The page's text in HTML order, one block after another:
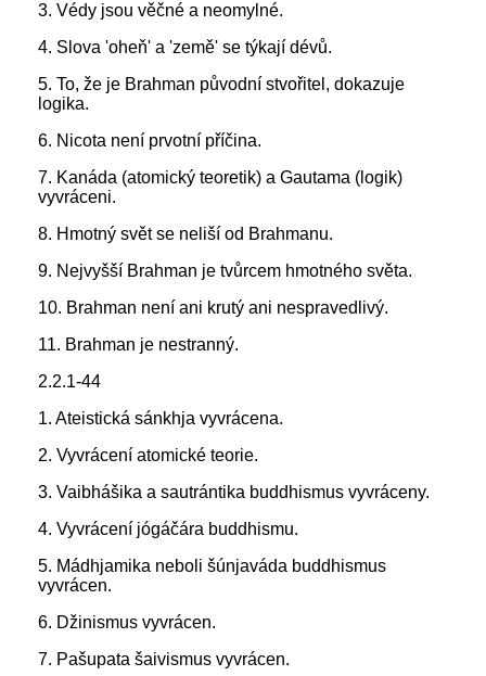
3. Védy jsou věčné a neomylné.
4. Slova 'oheň' a 'země' se týkají dévů.
5. To, že je Brahman původní stvořitel, dokazuje
logika.
6. Nicota není prvotní příčina.
7. Kanáda (atomický teoretik) a Gautama (logik)
vyvráceni.
8. Hmotný svět se neliší od Brahmanu.
9. Nejvyšší Brahman je tvůrcem hmotného světa.
10. Brahman není ani krutý ani nespravedlivý.
11. Brahman je nestranný.
2.2.1-44
1. Ateistická sánkhja vyvrácena.
2. Vyvrácení atomické teorie.
3. Vaibhášika a sautrántika buddhismus vyvráceny.
4. Vyvrácení jógáčára buddhismu.
5. Mádhjamika neboli šúnjaváda buddhismus
vyvrácen.
6. Džinismus vyvrácen.
7. Pašupata šaivismus vyvrácen.